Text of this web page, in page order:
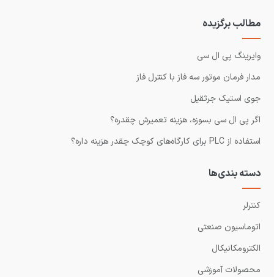
مطالب برگزیده
وایرینگ پی ال سی
مدار فرمان موتور سه فاز با کنترل فاز
جوی استیک جرثقیل
اگر پی ال سی بسوزه، هزینه تعمیرش چقدره؟
استفاده از PLC برای کارگاه‌های کوچک چقدر هزینه داره؟
دسته بندی‌ها
کنترلر
اتوماسیون صنعتی
الکترومکانیکال
محصولات آموزشی